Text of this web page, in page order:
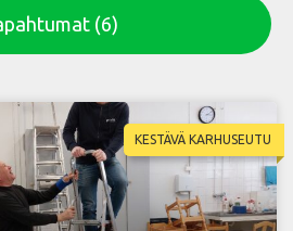
(6)
KESTÄVÄ KARHUSEUTU